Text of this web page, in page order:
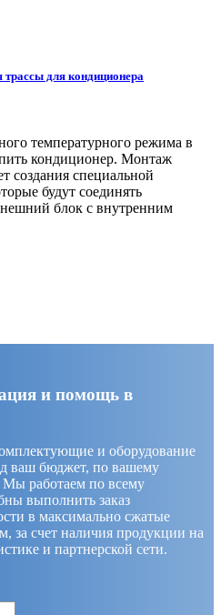
для кондиционера
температурного режима в
кондиционер. Монтаж
создания специальной
будут соединять
блок с внутренним
и помощь в
и оборудование
ваш бюджет, по вашему
Мы работаем по всему
выполнить заказ
в максимально сжатые
за счет наличия продукции на
и партнерской сети.